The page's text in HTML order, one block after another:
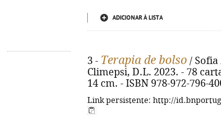
ADICIONAR À LISTA
3 - Terapia de bolso / Sofia
Climepsi, D.L. 2023. - 78
14 cm. - ISBN 978-972-796-
Link persistente: http://